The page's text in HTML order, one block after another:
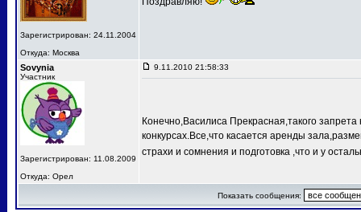
Зарегистрирован: 24.11.2004
Откуда: Москва
Sovynia
Участник
Зарегистрирован: 11.08.2009
Откуда: Орел
9.11.2010 21:58:33
Конечно,Василиса Прекрасная,такого
конкурсах.Все,что касается аренды
страхи и сомнения и подготовка ,что и у
Показать сообщения: